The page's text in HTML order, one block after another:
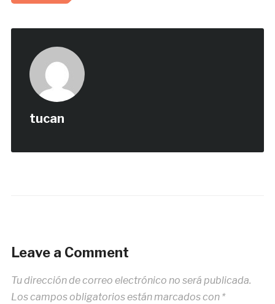
tucan
Leave a Comment
Tu dirección de correo electrónico no será publicada.
Los campos obligatorios están marcados con *